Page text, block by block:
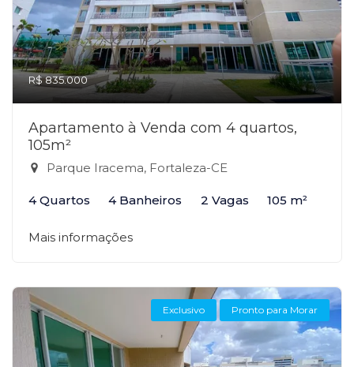
R$ 835.000
Apartamento à Venda com 4 quartos,
105m²
Parque Iracema, Fortaleza-CE
4 Quartos 4 Banheiros 2 Vagas 105 m²
Mais informações
Exclusivo Pronto para Morar